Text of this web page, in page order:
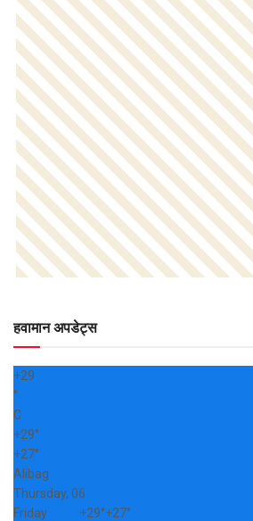
हवामान अपडेट्स
+29
°
C
+29°
+27°
Alibag
Thursday, 06
Friday
+29°+27°